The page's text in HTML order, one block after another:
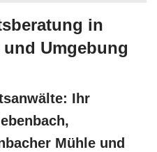
in
und Umgebung
Ihr
Mühle und